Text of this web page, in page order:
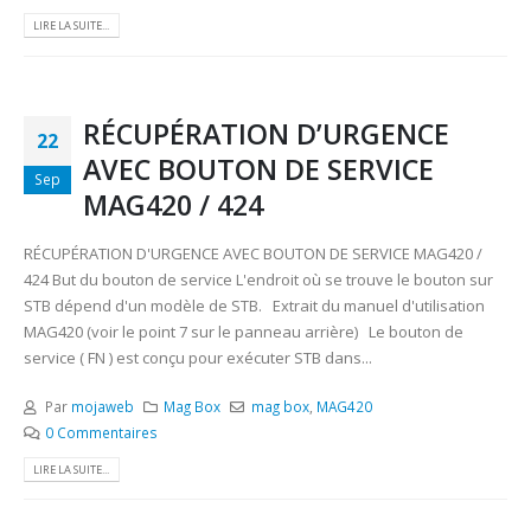
LIRE LA SUITE...
22
Sep
RÉCUPÉRATION D’URGENCE
AVEC BOUTON DE SERVICE
MAG420 / 424
RÉCUPÉRATION D'URGENCE AVEC BOUTON DE SERVICE MAG420 /
424 But du bouton de service L'endroit où se trouve le bouton sur
STB dépend d'un modèle de STB. Extrait du manuel d'utilisation
MAG420 (voir le point 7 sur le panneau arrière) Le bouton de
service ( FN ) est conçu pour exécuter STB dans...
Par mojaweb Mag Box mag box MAG420
0 Commentaires
LIRE LA SUITE...